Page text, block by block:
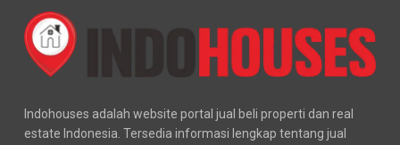
Indohouses adalah website portal jual beli properti dan real
estate Indonesia. Tersedia informasi lengkap tentang jual